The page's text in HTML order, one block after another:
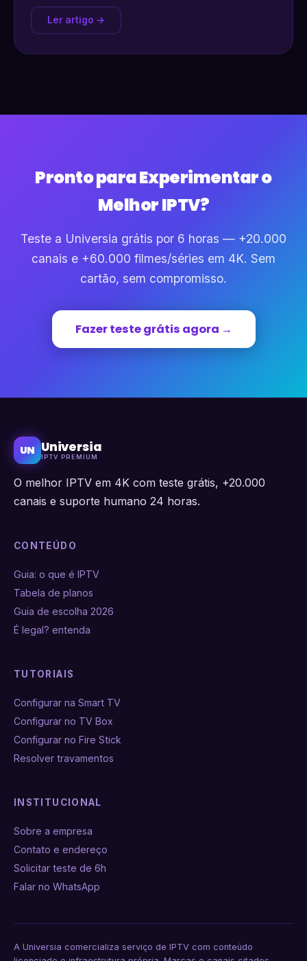
Ler artigo →
Pronto para Experimentar o
Melhor IPTV?
Teste a Universia grátis por 6 horas — +20.000
canais e +60.000 filmes/séries em 4K. Sem
cartão, sem compromisso.
Fazer teste grátis agora →
UN Universia
IPTV PREMIUM
O melhor IPTV em 4K com teste grátis, +20.000
canais e suporte humano 24 horas.
CONTEÚDO
Guia: o que é IPTV
Tabela de planos
Guia de escolha 2026
É legal? entenda
TUTORIAIS
Configurar na Smart TV
Configurar no TV Box
Configurar no Fire Stick
Resolver travamentos
INSTITUCIONAL
Sobre a empresa
Contato e endereço
Solicitar teste de 6h
Falar no WhatsApp
A Universia comercializa serviço de IPTV com conteúdo